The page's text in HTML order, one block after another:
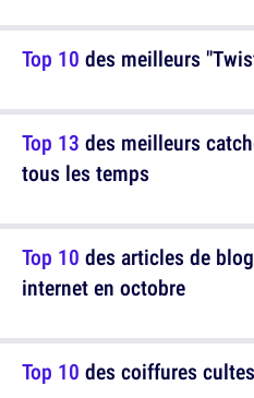
Top 13 des meilleurs
tous les temps
Top 10 des coiffures
Top 10 des meilleurs
Top 10 des articles de
internet en octobre